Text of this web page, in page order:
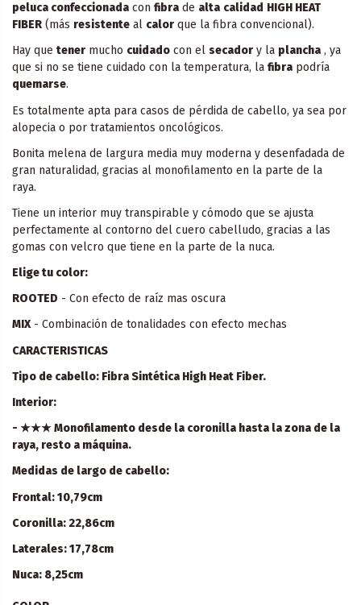
peluca confeccionada con fibra de alta calidad HIGH HEAT
FIBER (más resistente al calor que la fibra convencional).
Hay que tener mucho cuidado con el secador y la plancha , ya
que si no se tiene cuidado con la temperatura, la fibra podría
quemarse.
Es totalmente apta para casos de pérdida de cabello, ya sea por
alopecia o por tratamientos oncológicos.
Bonita melena de largura media muy moderna y desenfadada de
gran naturalidad, gracias al monofilamento en la parte de la
raya.
Tiene un interior muy transpirable y cómodo que se ajusta
perfectamente al contorno del cuero cabelludo, gracias a las
gomas con velcro que tiene en la parte de la nuca.
Elige tu color:
ROOTED - Con efecto de raíz mas oscura
MIX- Combinación de tonalidades con efecto mechas
CARACTERISTICAS
Tipo de cabello: Fibra Sintética High Heat Fiber.
Interior:
- ★★★ Monofilamento desde la coronilla hasta la zona de la
raya, resto a máquina.
Medidas de largo de cabello:
Frontal: 10,79cm
Coronilla: 22,86cm
Laterales: 17,78cm
Nuca: 8,25cm